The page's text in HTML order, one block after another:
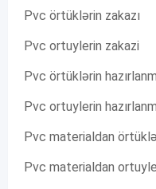
Pvc örtüklərin zakazı
Pvc ortuylerin zakazi
Pvc örtüklərin
Pvc ortuylerin
Pvc materialdan
Pvc materialdan